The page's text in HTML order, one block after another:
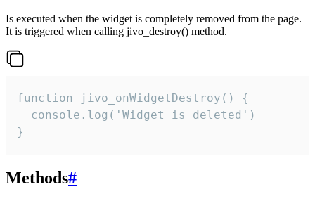
Is executed when the widget is completely removed from the page.
It is triggered when calling jivo_destroy() method.
function jivo_onWidgetDestroy() {
  console.log('Widget is deleted')
}
Methods#